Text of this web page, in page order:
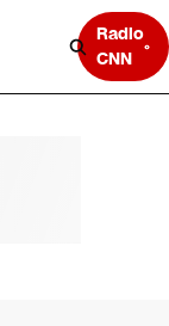
Radio
CNN